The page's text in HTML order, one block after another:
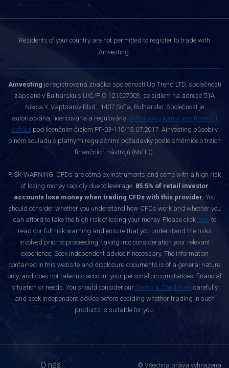
Residents of your country are not permitted to register to trade with
Ainvesting.
Ainvesting je registrovaná značka společnosti Up Trend LTD, společnosti
zapsané v Bulharsku s UIC/PIC 121527003, se sídlem na adrese 51A
Nikola Y. Vaptsarov Blvd., 1407 Sofia, Bulharsko. Společnost je
autorizována, licencována a regulována Bulharskou komisí pro finanční
dohled pod licenčním číslem РГ-03-110/13.07.2017. Ainvesting působí v
plném souladu s platnými regulačními požadavky podle směrnice o trzích
finančních nástrojů (MiFID).
RISK WARNING: CFDs are complex instruments and come with a high risk
of losing money rapidly due to leverage. 85.5% of retail investor
accounts lose money when trading CFDs with this provider. You
should consider whether you understand how CFDs work and whether you
can afford to take the high risk of losing your money. Please click hereto
read our full risk warning and ensure that you understand the risks
involved prior to proceeding, taking into consideration your relevant
experience. Seek independent advice if necessary. The information
contained in this website and disclosure documents is of a general nature
only, and does not take into account your personal circumstances, financial
situation or needs. You should consider our Terms & Conditions carefully
and seek independent advice before deciding whether trading in such
products is suitable for you.
O nás © Všechna práva vyhrazena